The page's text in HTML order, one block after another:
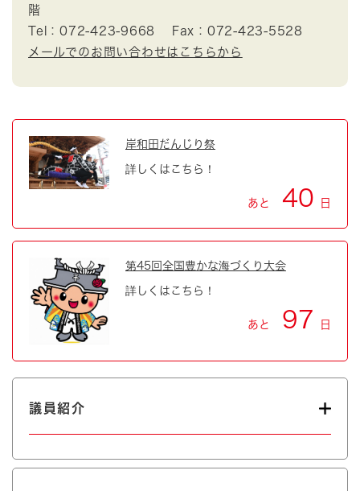
階
Tel：072-423-9668
Fax：072-423-5528
メールでのお問い合わせはこちらから
岸和田だんじり祭
詳しくはこちら！
あと 40 日
第45回全国豊かな海づくり大会
詳しくはこちら！
あと 97 日
議員紹介